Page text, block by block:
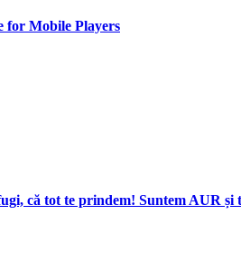
for Mobile Players
că tot te prindem! Suntem AUR și